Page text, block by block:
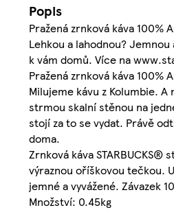
Popis
Pražená zrnková káva 100%
Lehkou a lahodnou?
k vám domů. Více na
Pražená zrnková káva 100%
Milujeme kávu z Kolumbie.
strmou skalní stěnou na
stojí za to se vydat. Právě
doma.
Zrnková káva
výraznou oříškovou tečkou.
jemné a vyvážené. Závazek
Množství: 0.45kg